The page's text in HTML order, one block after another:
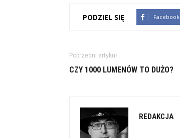
PODZIEL SIĘ Facebook
Poprzedni artykuł
CZY 1000 LUMENÓW TO DUŻO?
REDAKCJA